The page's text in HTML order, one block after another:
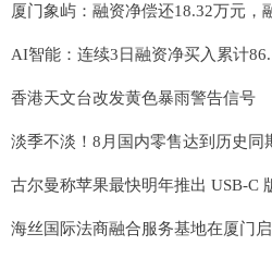
AI智能：连续3日融资净买入累计
香港天文台改发黄色暴雨警告信号
海丝国际法商融合服务基地在厦门